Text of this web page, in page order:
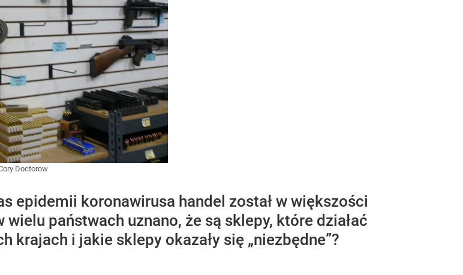
Doctorow
epidemii koronawirusa handel został w większości
państwach uznano, że są sklepy, które działać
krajach i jakie sklepy okazały się „niezbędne”?